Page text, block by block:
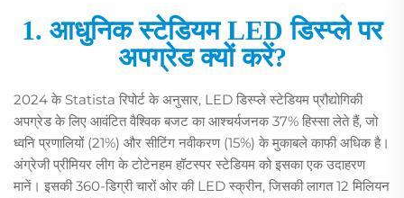
1. आधुनिक स्टेडियम LED डिस्प्ले पर
अपग्रेड क्यों करें?
2024 के Statista रिपोर्ट के अनुसार, LED डिस्प्ले स्टेडियम प्रौद्योगिकी
अपग्रेड के लिए आवंटित वैश्विक बजट का आश्चर्यजनक 37% हिस्सा लेते हैं, जो
ध्वनि प्रणालियों (21%) और सीटिंग नवीकरण (15%) के मुकाबले काफी अधिक है।
अंग्रेजी प्रीमियर लीग के टोटेनहम हॉटस्पर स्टेडियम को इसका एक उदाहरण
मानें। इसकी 360-डिग्री चारों ओर की LED स्क्रीन, जिसकी लागत 12 मिलियन